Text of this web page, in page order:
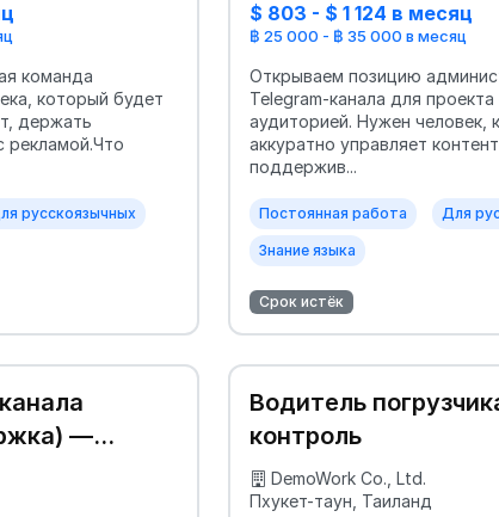
команда
который будет
держать
рекламой.Что
русскоязычных
$ 803 - $ 1 124 в месяц
฿ 25 000 - ฿ 35 000 в месяц
Открываем позицию
Telegram-канала для
аудиторией. Нужен человек,
аккуратно управляет
поддержив...
Постоянная работа Для
Знание языка
Срок истёк
—
Водитель
контроль
DemoWork Co., Ltd.
Пхукет-таун, Таиланд